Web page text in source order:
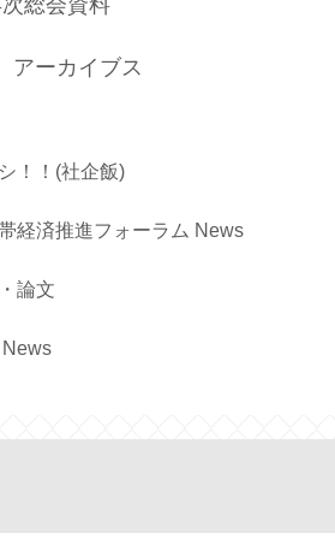
アーカイブス
！！(社企飯)
経済推進フォーラム News
論文